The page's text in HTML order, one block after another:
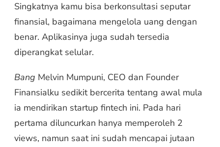
Singkatnya kamu bisa berkonsultasi seputar
finansial, bagaimana mengelola uang dengan
benar. Aplikasinya juga sudah tersedia
diperangkat selular.
Bang Melvin Mumpuni, CEO dan Founder
Finansialku sedikit bercerita tentang awal mula
ia mendirikan startup fintech ini. Pada hari
pertama diluncurkan hanya memperoleh 2
views, namun saat ini sudah mencapai jutaan